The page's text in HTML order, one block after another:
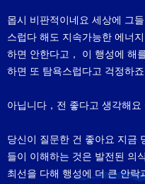
몹시 비판적이네요 세상에 그
스럽다 해도 지속가능한 에너
하면 안한다고， 이 행성에 해
하면 또 탐욕스럽다고 걱정하죠
아닙니다，전 좋다고 생각해요
당신이 질문한 건 좋아요 지금
들이 이해하는 것은 발전된 의
최선을 다해 행성에 더 큰 안